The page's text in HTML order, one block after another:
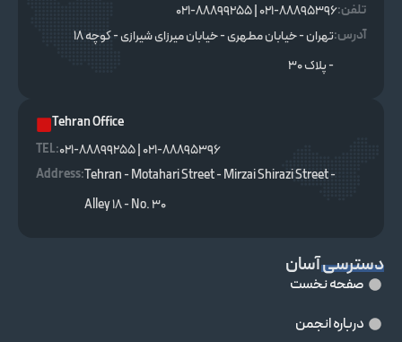
تلفن:021-88895396 | 021-88899255
آدرس:
تهران - خیابان مطهری - خیابان میرزای شیرازی - کوچه ۱۸
- پلاک ۳۰
Tehran Office
TEL :
021-88895396 | 021-88899255
Address:Tehran - Motahari Street - Mirzai Shirazi Street -
Alley 18 - No. 30
دسترسی آسان
صفحه نخست
درباره انجمن